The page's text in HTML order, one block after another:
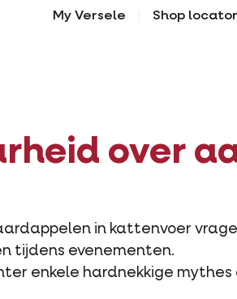
My Versele Shop locator
over
in kattenvoer
tijdens evenementen.
enkele hardnekkige